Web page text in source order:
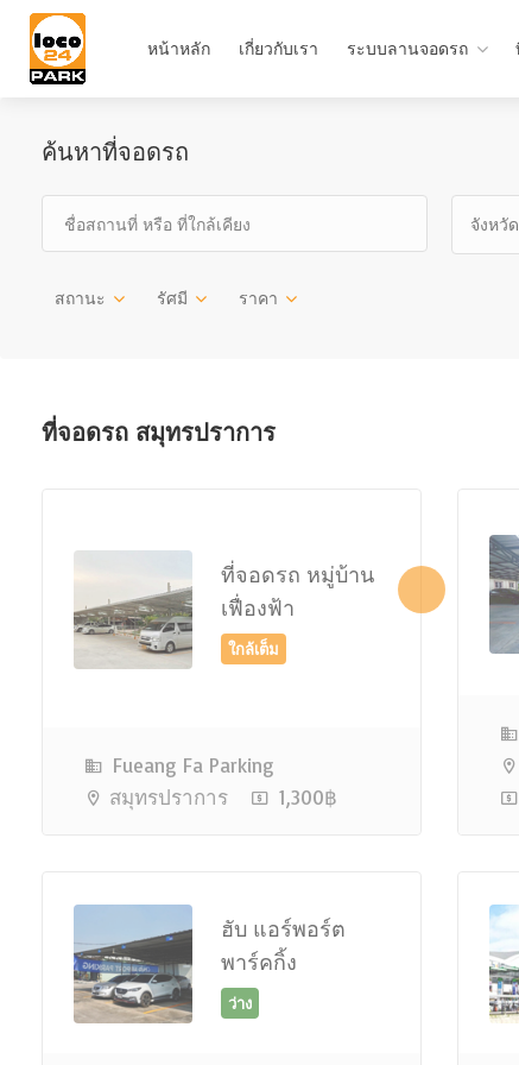
หน้าหลัก เกี่ยวกับเรา ระบบลานจอดรถ
ค้นหาที่จอดรถ
จังหวัด
สถานะ รัศมี ราคา
ที่จอดรถ สมุทรปราการ
ที่จอดรถ หมู่บ้าน
เฟื่องฟ้า
ใกล้เต็ม
Fueang Fa Parking
สมุทรปราการ
1,300฿
ฮับ แอร์พอร์ต
พาร์คกิ้ง
ว่าง